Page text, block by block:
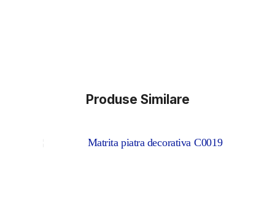
Produse Similare